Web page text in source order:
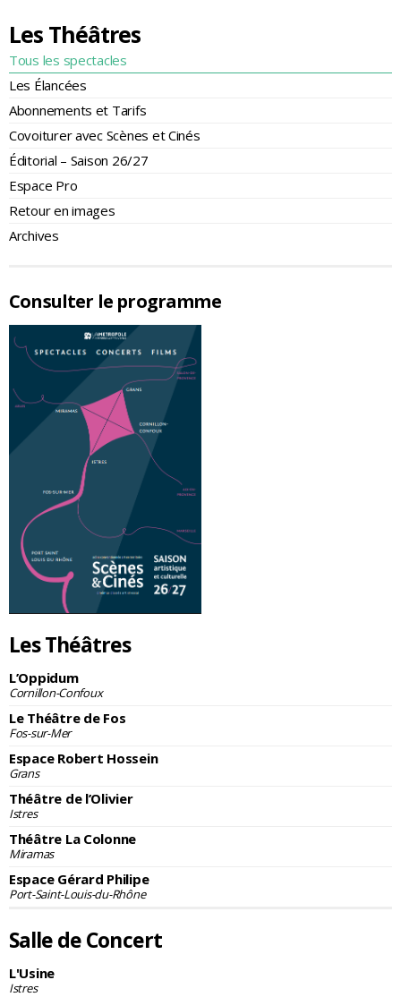
Les Théâtres
Tous les spectacles
Les Élancées
Abonnements et Tarifs
Covoiturer avec Scènes et Cinés
Éditorial – Saison 26/27
Espace Pro
Retour en images
Archives
Consulter le programme
Les Théâtres
L’Oppidum
Cornillon-Confoux
Le Théâtre de Fos
Fos-sur-Mer
Espace Robert Hossein
Grans
Théâtre de l’Olivier
Istres
Théâtre La Colonne
Miramas
Espace Gérard Philipe
Port-Saint-Louis-du-Rhône
Salle de Concert
L'Usine
Istres